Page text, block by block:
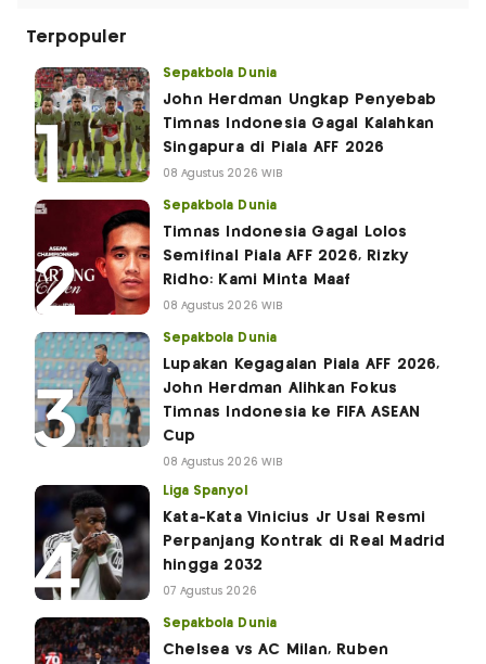
Terpopuler
Sepakbola Dunia
John Herdman Ungkap Penyebab
Timnas Indonesia Gagal Kalahkan
Singapura di Piala AFF 2026
08 Agustus 2026 WIB
Sepakbola Dunia
Timnas Indonesia Gagal Lolos
Semifinal Piala AFF 2026, Rizky
Ridho: Kami Minta Maaf
08 Agustus 2026 WIB
Sepakbola Dunia
Lupakan Kegagalan Piala AFF 2026,
John Herdman Alihkan Fokus
Timnas Indonesia ke FIFA ASEAN
Cup
08 Agustus 2026 WIB
Liga Spanyol
Kata-Kata Vinicius Jr Usai Resmi
Perpanjang Kontrak di Real Madrid
hingga 2032
07 Agustus 2026
Sepakbola Dunia
Chelsea vs AC Milan, Ruben